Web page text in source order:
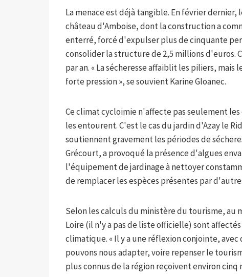
La menace est déjà tangible. En février
château d'Amboise, dont la construction a
enterré, forcé d'expulser plus de cinquante
consolider la structure de 2,5 millions d'euros.
par an. « La sécheresse affaiblit les piliers,
forte pression », se souvient Karine Gloanec.
Ce climat cycloimie n'affecte pas seulement
les entourent. C'est le cas du jardin d'Azay le
soutiennent gravement les périodes de
Grécourt, a provoqué la présence d'algues
l'équipement de jardinage à nettoyer
de remplacer les espèces présentes par
Selon les calculs du ministère du tourisme, au
Loire (il n'y a pas de liste officielle) sont
climatique. « Il y a une réflexion conjointe,
pouvons nous adapter, voire repenser le
plus connus de la région reçoivent environ cinq